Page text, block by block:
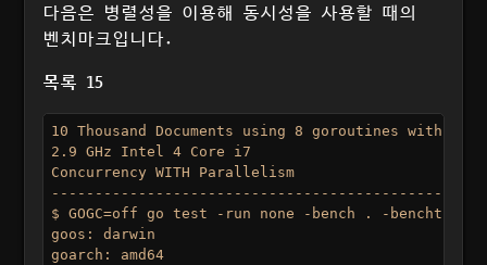
다음은 병렬성을 이용해 동시성을 사용할 때의
벤치마크입니다.
목록 15
10 Thousand Documents using 8 goroutines with 1
2.9 GHz Intel 4 Core i7
Concurrency WITH Parallelism
$ GOGC=off go test -run none -bench . -benchtime
goos: darwin
goarch: amd64